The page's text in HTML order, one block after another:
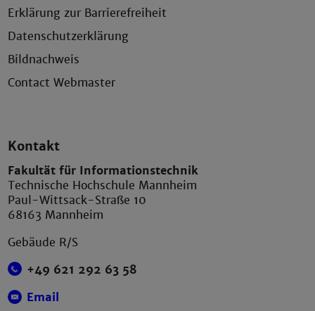
Erklärung zur Barrierefreiheit
Datenschutzerklärung
Bildnachweis
Contact Webmaster
Kontakt
Fakultät für Informationstechnik
Technische Hochschule Mannheim
Paul-Wittsack-Straße 10
68163 Mannheim
Gebäude R/S
+49 621 292 63 58
Email